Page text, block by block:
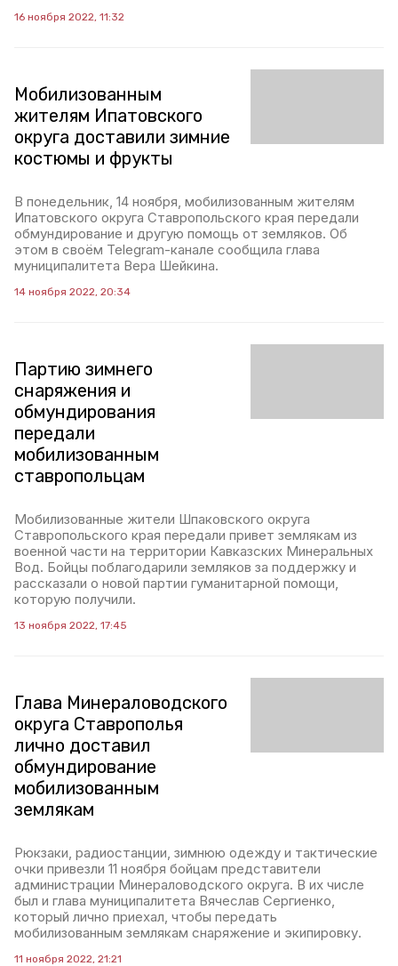
16 ноября 2022, 11:32
Мобилизованным
жителям Ипатовского
округа доставили зимние
костюмы и фрукты
В понедельник, 14 ноября, мобилизованным жителям
Ипатовского округа Ставропольского края передали
обмундирование и другую помощь от земляков. Об
этом в своём Telegram-канале сообщила глава
муниципалитета Вера Шейкина.
14 ноября 2022, 20:34
Партию зимнего
снаряжения и
обмундирования
передали
мобилизованным
ставропольцам
Мобилизованные жители Шпаковского округа
Ставропольского края передали привет землякам из
военной части на территории Кавказских Минеральных
Вод. Бойцы поблагодарили земляков за поддержку и
рассказали о новой партии гуманитарной помощи,
которую получили.
13 ноября 2022, 17:45
Глава Минераловодского
округа Ставрополья
лично доставил
обмундирование
мобилизованным
землякам
Рюкзаки, радиостанции, зимнюю одежду и тактические
очки привезли 11 ноября бойцам представители
администрации Минераловодского округа. В их числе
был и глава муниципалитета Вячеслав Сергиенко,
который лично приехал, чтобы передать
мобилизованным землякам снаряжение и экипировку.
11 ноября 2022, 21:21